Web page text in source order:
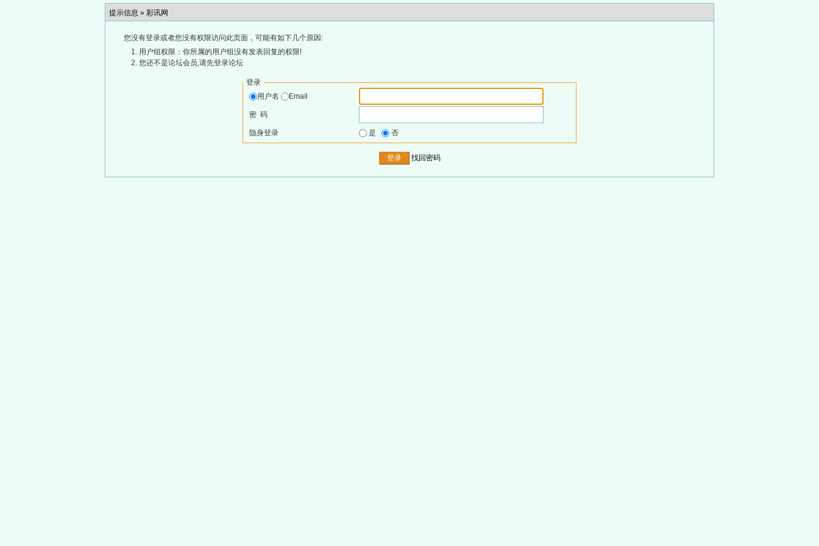
提示信息 » 彩讯网
您没有登录或者您没有权限访问此页面，可能有如下几个原因:
用户组权限：你所属的用户组没有发表回复的权限!
您还不是论坛会员,请先登录论坛
登录
用户名
Email
密 码
隐身登录 是 否
找回密码